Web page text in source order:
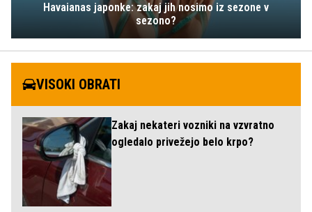
Havaianas japonke: zakaj jih nosimo iz sezone v
sezono?
VISOKI OBRATI
Zakaj nekateri vozniki na vzvratno
ogledalo privežejo belo krpo?